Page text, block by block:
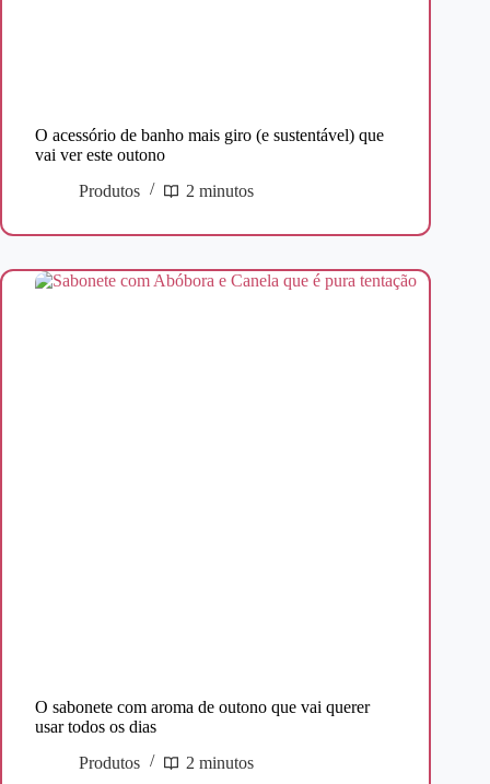
O acessório de banho mais giro (e sustentável) que
vai ver este outono
Produtos
2 minutos
O sabonete com aroma de outono que vai querer
usar todos os dias
Produtos
2 minutos